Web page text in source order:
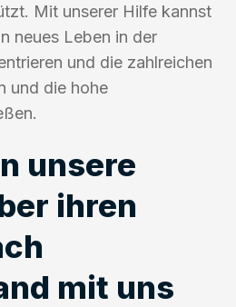
Mit unserer Hilfe kannst
neues Leben in der
und die zahlreichen
und die hohe
unsere
ihren
mit uns